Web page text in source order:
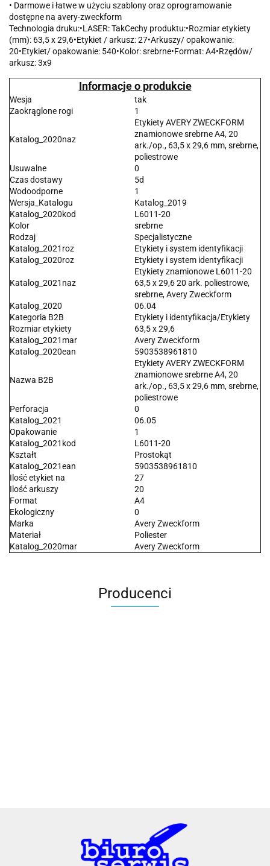
• Darmowe i łatwe w użyciu szablony oraz oprogramowanie
dostępne na avery-zweckform
Technologia druku:•LASER: TakCechy produktu:•Rozmiar etykiety
(mm): 63,5 x 29,6•Etykiet / arkusz: 27•Arkuszy/ opakowanie:
20•Etykiet/ opakowanie: 540•Kolor: srebrne•Format: A4•Rzędów/
arkusz: 3x9
Informacje o produkcie
Wesja
tak
Zaokrąglone rogi
1
Katalog_2020naz
Etykiety AVERY ZWECKFORM
znamionowe srebrne A4, 20
ark./op., 63,5 x 29,6 mm, srebrne,
poliestrowe
Usuwalne
0
Czas dostawy
5d
Wodoodporne
1
Wersja_Katalogu
Katalog_2019
Katalog_2020kod
L6011-20
Kolor
srebrne
Rodzaj
Specjalistyczne
Katalog_2021roz
Etykiety i system identyfikacji
Katalog_2020roz
Etykiety i system identyfikacji
Katalog_2021naz
Etykiety znamionowe L6011-20
63,5 x 29,6 20 ark. poliestrowe,
srebrne, Avery Zweckform
Katalog_2020
06.04
Kategoria B2B
Etykiety i identyfikacja/Etykiety
Rozmiar etykiety
63,5 x 29,6
Katalog_2021mar
Avery Zweckform
Katalog_2020ean
5903538961810
Nazwa B2B
Etykiety AVERY ZWECKFORM
znamionowe srebrne A4, 20
ark./op., 63,5 x 29,6 mm, srebrne,
poliestrowe
Perforacja
0
Katalog_2021
06.05
Opakowanie
1
Katalog_2021kod
L6011-20
Kształt
Prostokąt
Katalog_2021ean
5903538961810
Ilość etykiet na
27
Ilość arkuszy
20
Format
A4
Ekologiczny
0
Marka
Avery Zweckform
Materiał
Poliester
Katalog_2020mar
Avery Zweckform
Producenci
A4 Tech